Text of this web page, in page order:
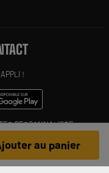
au panier
!
PERSONNALISÉE
OK